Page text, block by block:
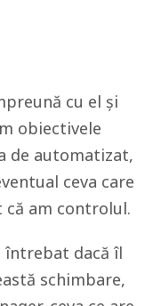
cu el și
obiectivele
de automatizat,
ceva care
că am controlul.
întrebat dacă îl
schimbare,